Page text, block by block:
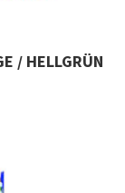
/ HELLGRÜN